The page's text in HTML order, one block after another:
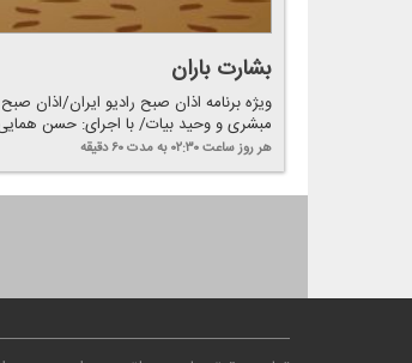
بشارت باران
مبشری و وحید بیات/ با اجرای: حسن
هر روزساعت ۰۲:۳۰ به مدت ۶۰ دقیقه